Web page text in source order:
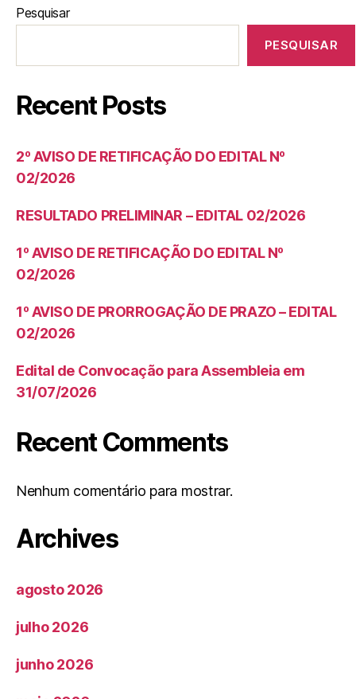
Pesquisar
PESQUISAR
Recent Posts
2º AVISO DE RETIFICAÇÃO DO EDITAL Nº
02/2026
RESULTADO PRELIMINAR – EDITAL 02/2026
1º AVISO DE RETIFICAÇÃO DO EDITAL Nº
02/2026
1º AVISO DE PRORROGAÇÃO DE PRAZO – EDITAL
02/2026
Edital de Convocação para Assembleia em
31/07/2026
Recent Comments
Nenhum comentário para mostrar.
Archives
agosto 2026
julho 2026
junho 2026